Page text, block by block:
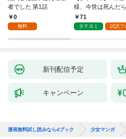
者でした 第1話
0
無料
様、今世は死んだ
しません
71
タテヨミ 試読フ
新刊配信予定
キャンペーン
漫画無料試し読みならdブック 少女マンガ